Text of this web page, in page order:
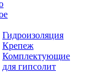
Гидроизоляция
Крепеж
Комплектующие
для гипсолит